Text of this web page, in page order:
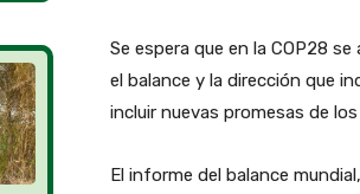
Se espera que en la COP28
el balance y la dirección que
incluir nuevas promesas de
El informe del balance